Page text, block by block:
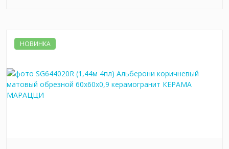
НОВИНКА